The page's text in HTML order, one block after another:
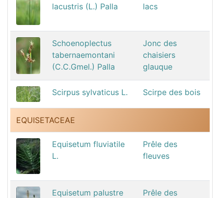
lacustris (L.) Palla
lacs
Schoenoplectus
tabernaemontani
(C.C.Gmel.) Palla
Jonc des
chaisiers
glauque
Scirpus sylvaticus L. Scirpe des bois
EQUISETACEAE
Equisetum fluviatile
L.
Prêle des
fleuves
Equisetum palustre
Prêle des